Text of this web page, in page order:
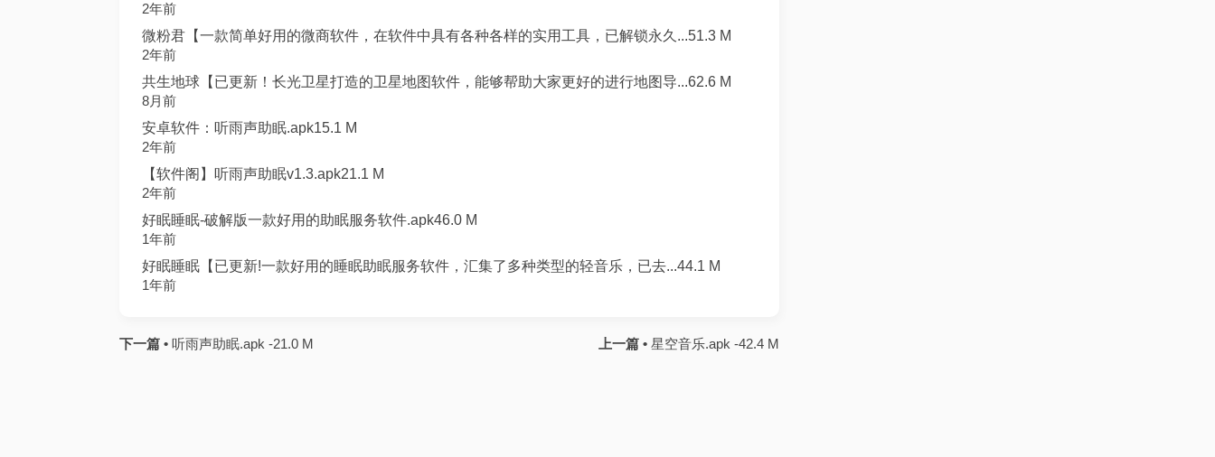
2年前
微粉君【一款简单好用的微商软件，在软件中具有各种各样的实用工具，已解锁永久...51.3 M
2年前
共生地球【已更新！长光卫星打造的卫星地图软件，能够帮助大家更好的进行地图导...62.6 M
8月前
安卓软件：听雨声助眠.apk15.1 M
2年前
【软件阁】听雨声助眠v1.3.apk21.1 M
2年前
好眠睡眠-破解版一款好用的助眠服务软件.apk46.0 M
1年前
好眠睡眠【已更新!一款好用的睡眠助眠服务软件，汇集了多种类型的轻音乐，已去...44.1 M
1年前
下一篇 • 听雨声助眠.apk -21.0 M 上一篇 • 星空音乐.apk -42.4 M